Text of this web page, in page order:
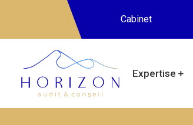
Cabinet
Expertise